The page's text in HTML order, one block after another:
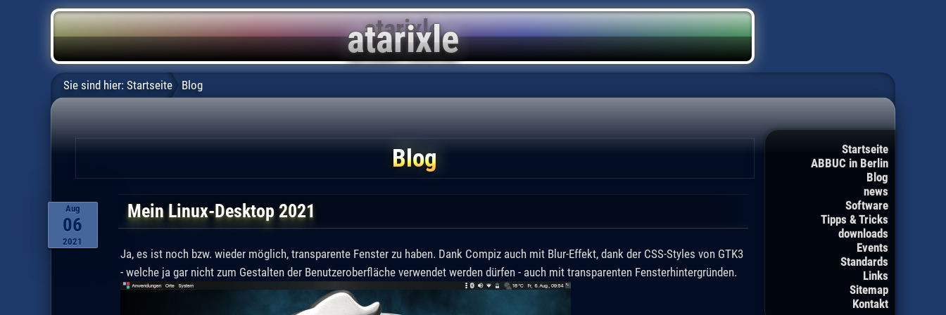
Startseite
ABBUC in Berlin
Blog
news
Software
Tipps & Tricks
downloads
Events
Standards
Links
Sitemap
Kontakt
Sie sind hier: Startseite Blog
Blog
Aug
06
2021
Mein Linux-Desktop 2021
Ja, es ist noch bzw. wieder möglich, transparente Fenster zu haben. Dank Compiz auch mit Blur-Effekt, dank der CSS-Styles von GTK3
- welche ja gar nicht zum Gestalten der Benutzeroberfläche verwendet werden dürfen - auch mit transparenten Fensterhintergründen.